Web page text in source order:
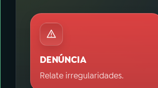
DENÚNCIA
Relate irregularidades.